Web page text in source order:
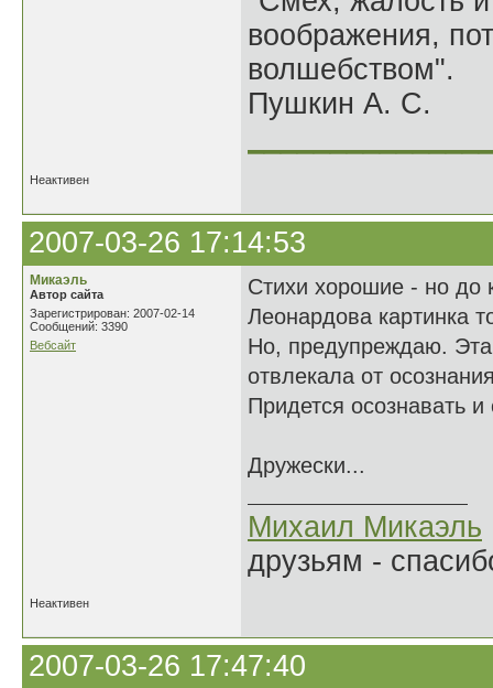
воображения,
волшебством".
Пушкин А. С.
Неактивен
2007-03-26 17:14:53
Микаэль
Автор сайта
Зарегистрирован: 2007-02-14
Сообщений: 3390
Вебсайт
Стихи хорошие - но до
Леонардова картинка
Но, предупреждаю. Эта
отвлекала от
Придется осознавать и
Дружески...
Михаил Микаэль
друзьям -
Неактивен
2007-03-26 17:47:40